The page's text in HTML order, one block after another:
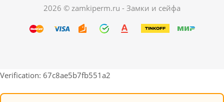
2026 © zamkiperm.ru - Замки и сейфа
Verification: 67c8ae5b7fb551a2